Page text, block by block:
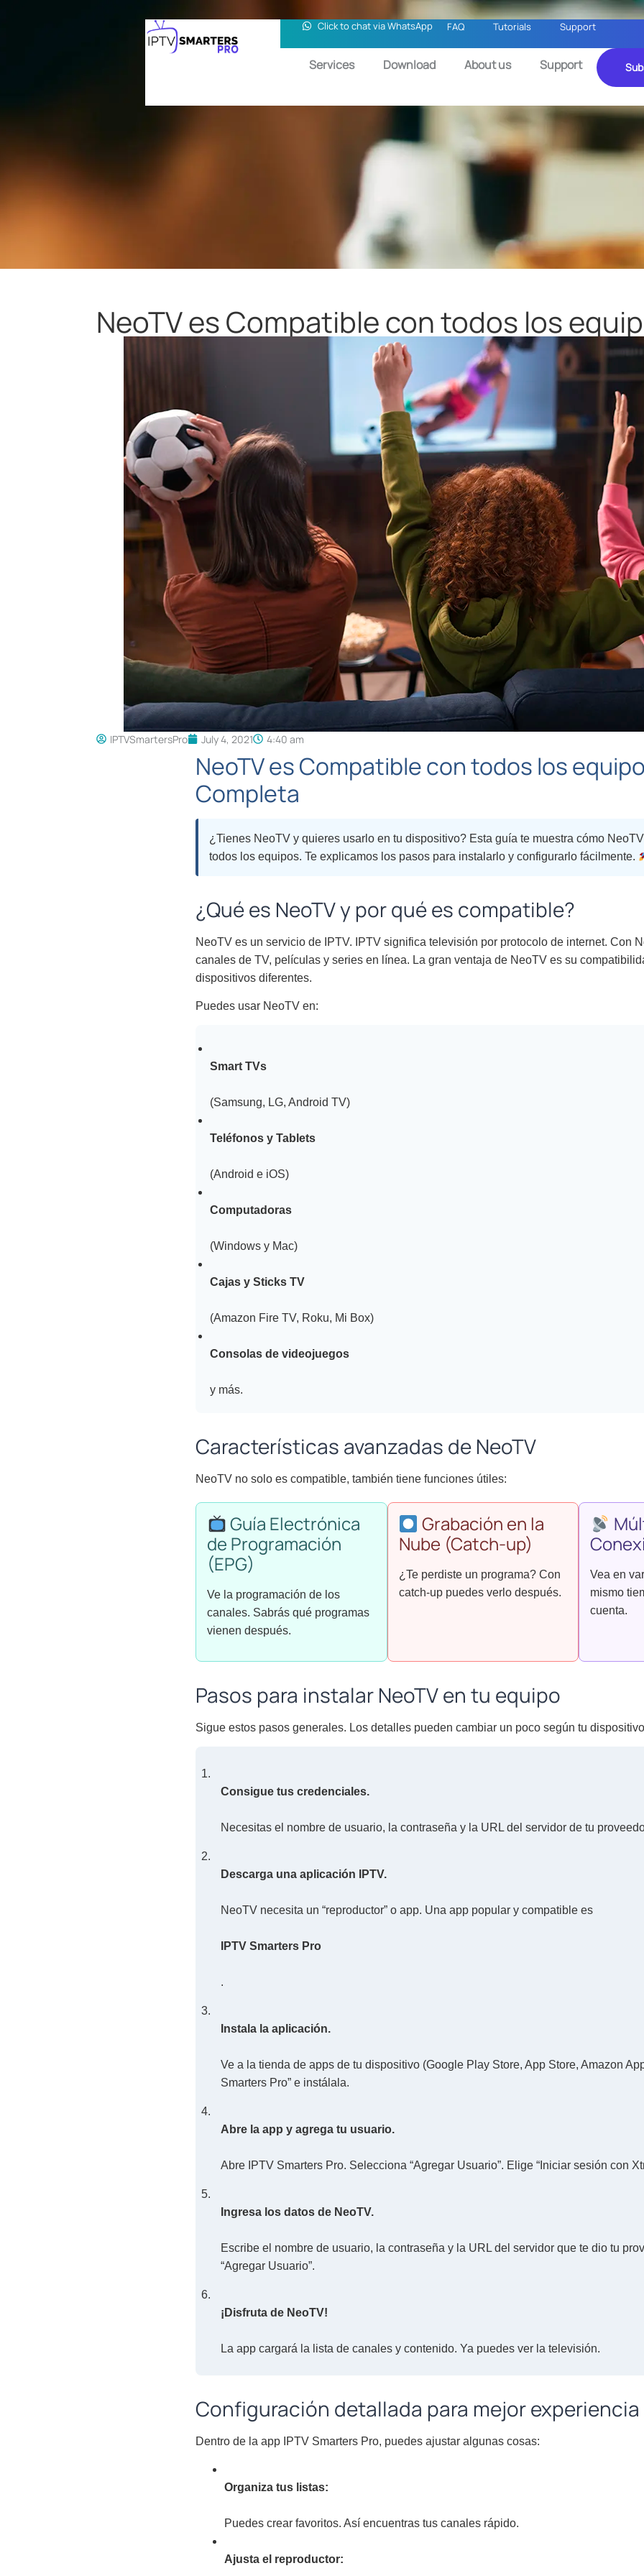
Click to chat via WhatsApp FAQ Tutorials Support
Services Download About us Support
NeoTV es Compatible con todos los
IPTVSmartersPro July 4, 2021 4:40 am
NeoTV es Compatible con todos los
Completa
¿Tienes NeoTV y quieres usarlo en tu dispositivo? Esta guía te muestra cómo
todos los equipos. Te explicamos los pasos para instalarlo y configurarlo fácilmente.
¿Qué es NeoTV y por qué es compatible?
NeoTV es un servicio de IPTV. IPTV significa televisión por protocolo de internet. Con
canales de TV, películas y series en línea. La gran ventaja de NeoTV es su
dispositivos diferentes.
Puedes usar NeoTV en:
Smart TVs
(Samsung, LG, Android TV)
Teléfonos y Tablets
(Android e iOS)
Computadoras
(Windows y Mac)
Cajas y Sticks TV
(Amazon Fire TV, Roku, Mi Box)
Consolas de videojuegos
y más.
Características avanzadas de NeoTV
NeoTV no solo es compatible, también tiene funciones útiles:
Guía Electrónica
de Programación
(EPG)
Ve la programación de los
canales. Sabrás qué programas
vienen después.
Grabación en la
Nube (Catch-up)
¿Te perdiste un programa? Con
catch-up puedes verlo después.
Vea en
mismo
cuenta.
Pasos para instalar NeoTV en tu equipo
Sigue estos pasos generales. Los detalles pueden cambiar un poco según tu
Consigue tus credenciales.
Necesitas el nombre de usuario, la contraseña y la URL del servidor de tu
Descarga una aplicación IPTV.
NeoTV necesita un “reproductor” o app. Una app popular y compatible es
IPTV Smarters Pro
.
Instala la aplicación.
Ve a la tienda de apps de tu dispositivo (Google Play Store, App Store, Amazon
Smarters Pro” e instálala.
Abre la app y agrega tu usuario.
Abre IPTV Smarters Pro. Selecciona “Agregar Usuario”. Elige “Iniciar sesión con
Ingresa los datos de NeoTV.
Escribe el nombre de usuario, la contraseña y la URL del servidor que te dio tu
“Agregar Usuario”.
¡Disfruta de NeoTV!
La app cargará la lista de canales y contenido. Ya puedes ver la televisión.
Configuración detallada para mejor experiencia
Dentro de la app IPTV Smarters Pro, puedes ajustar algunas cosas:
Organiza tus listas:
Puedes crear favoritos. Así encuentras tus canales rápido.
Ajusta el reproductor: